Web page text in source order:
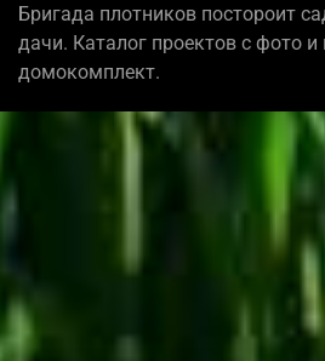
Бригада плотников постороит
дачи. Каталог проектов с фото и
домокомплект.